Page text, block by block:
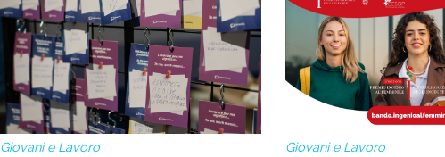
Giovani e Lavoro Giovani e Lavoro